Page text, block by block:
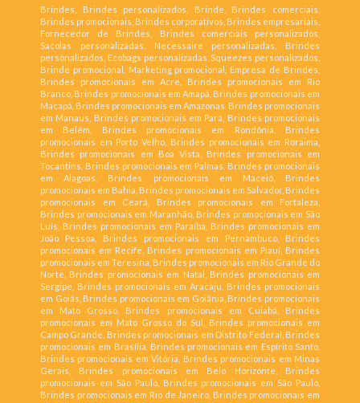
Brindes, Brindes personalizados, Brinde, Brindes comerciais,
Brindes promocionais, Brindes corporativos, Brindes empresariais,
Fornecedor de Brindes, Brindes comerciais personalizados,
Sacolas personalizadas, Necessaire personalizadas, Brindes
personalizados, Ecobags personalizadas, Squeezes personalizados,
Brinde promocional, Marketing promocional, Empresa de Brindes,
Brindes promocionais em Acre, Brindes promocionais em Rio
Branco, Brindes promocionais em Amapá, Brindes promocionais em
Macapá, Brindes promocionais em Amazonas, Brindes promocionais
em Manaus, Brindes promocionais em Pará, Brindes promocionais
em Belém, Brindes promocionais em Rondônia, Brindes
promocionais em Porto Velho, Brindes promocionais em Roraima,
Brindes promocionais em Boa Vista, Brindes promocionais em
Tocantins, Brindes promocionais em Palmas, Brindes promocionais
em Alagoas, Brindes promocionais em Maceió, Brindes
promocionais em Bahia, Brindes promocionais em Salvador, Brindes
promocionais em Ceará, Brindes promocionais em Fortaleza,
Brindes promocionais em Maranhão, Brindes promocionais em São
Luís, Brindes promocionais em Paraíba, Brindes promocionais em
João Pessoa, Brindes promocionais em Pernambuco, Brindes
promocionais em Recife, Brindes promocionais em Piauí, Brindes
promocionais em Teresina, Brindes promocionais em Rio Grande do
Norte, Brindes promocionais em Natal, Brindes promocionais em
Sergipe, Brindes promocionais em Aracaju, Brindes promocionais
em Goiás, Brindes promocionais em Goiânia, Brindes promocionais
em Mato Grosso, Brindes promocionais em Cuiabá, Brindes
promocionais em Mato Grosso do Sul, Brindes promocionais em
Campo Grande, Brindes promocionais em Distrito Federal, Brindes
promocionais em Brasília, Brindes promocionais em Espírito Santo,
Brindes promocionais em Vitória, Brindes promocionais em Minas
Gerais, Brindes promocionais em Belo Horizonte, Brindes
promocionais em São Paulo, Brindes promocionais em São Paulo,
Brindes promocionais em Rio de Janeiro, Brindes promocionais em